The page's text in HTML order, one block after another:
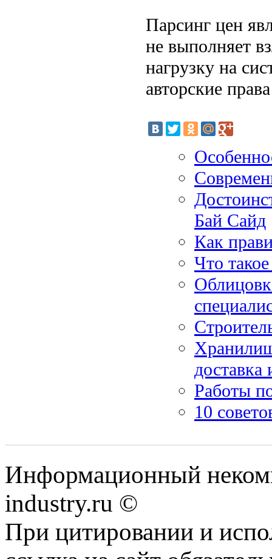
Парсинг цен
не выполняет
нагрузку на
авторские
Бай Сайд
Как
Что
Работы
10
Информационный
industry.ru ©
При цитировании и